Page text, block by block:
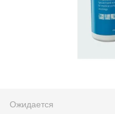
Ожидается